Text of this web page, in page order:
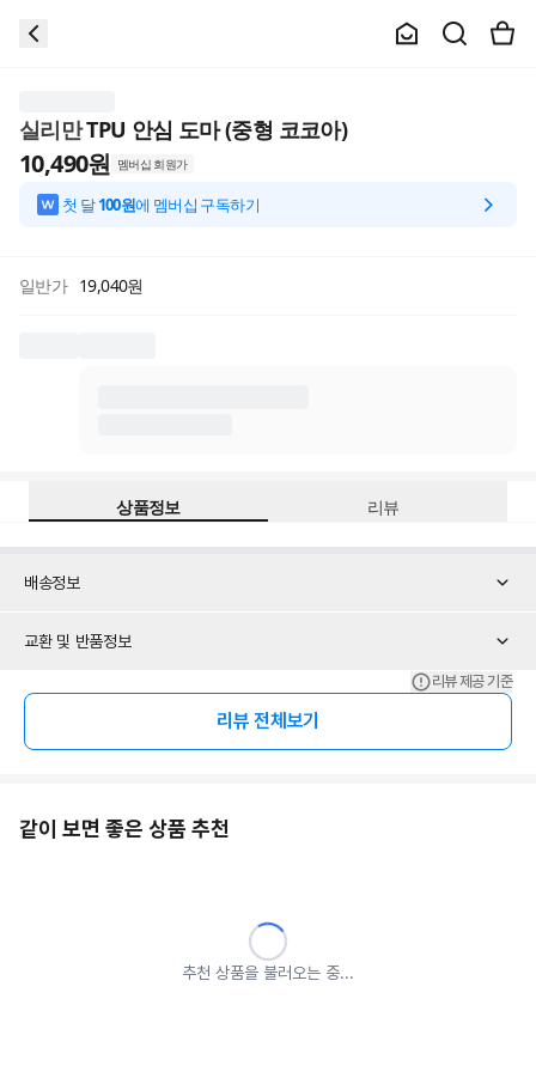
실리만TPU 안심 도마 (중형 코코아)
10,490원 멤버십 회원가
첫 달100원에 멤버십 구독하기
일반가 19,040원
상품정보 리뷰
배송정보
교환 및 반품정보
리뷰 제공 기준
리뷰 전체보기
같이 보면 좋은 상품 추천
추천 상품을 불러오는 중...